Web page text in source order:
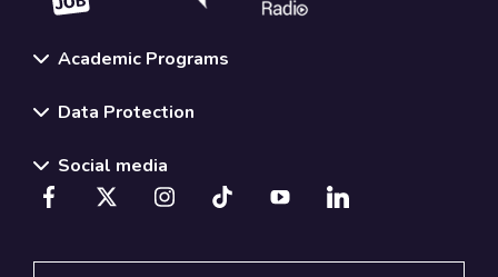
Academic Programs
Data Protection
Social media